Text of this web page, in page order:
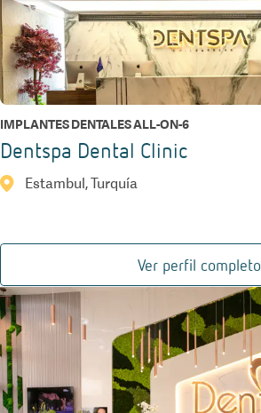
IMPLANTES DENTALES ALL-ON-6
Dentspa Dental Clinic
Estambul, Turquía
Ver perfil completo